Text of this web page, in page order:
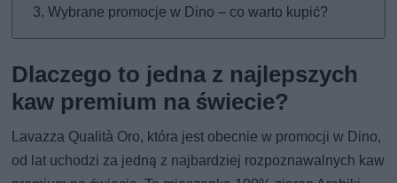
Wybrane promocje w Dino – co warto kupić?
Dlaczego to jedna z najlepszych
kaw premium na świecie?
Lavazza Qualità Oro, która jest obecnie w promocji w Dino,
od lat uchodzi za jedną z najbardziej rozpoznawalnych kaw